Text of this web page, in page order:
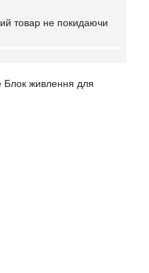
товар не покидаючи
Блок живлення для